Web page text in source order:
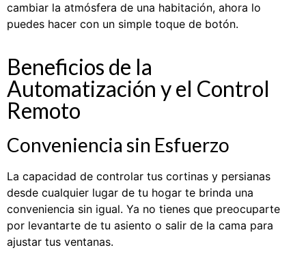
cambiar la atmósfera de una habitación, ahora lo
puedes hacer con un simple toque de botón.
Beneficios de la
Automatización y el Control
Remoto
Conveniencia sin Esfuerzo
La capacidad de controlar tus cortinas y persianas
desde cualquier lugar de tu hogar te brinda una
conveniencia sin igual. Ya no tienes que preocuparte
por levantarte de tu asiento o salir de la cama para
ajustar tus ventanas.